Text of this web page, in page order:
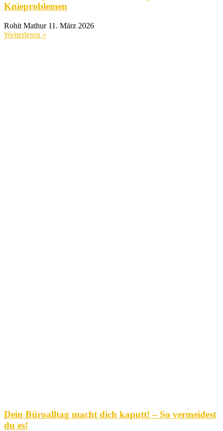
Knieproblemen
Rohit Mathur 11. März 2026
Weiterlesen »
Dein Büroalltag macht dich kaputt! – So vermeidest
du es!